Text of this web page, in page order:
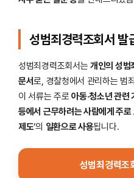
성범죄경력조회서 발
성범죄경력조회서는 개인의 성범
문서로, 경찰청에서 관리하는 범
이 서류는 주로아동·청소년 관련
등에서 근무하려는 사람에게 주로
제도‘의 일환으로 사용됩니다.
성범죄경력조